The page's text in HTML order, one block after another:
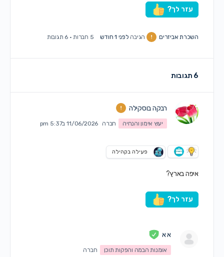
עזר לך?
השכרת אביזרים הגיבה לפני 1 חודש 5 חברות · 6 תגובות
6 תגובות
רבקה בוסקילה
יעוץ אימון והנחיה חברה 11/06/2026 ב5:37 pm
פעילה בקהילה
איפה בארץ?
עזר לך?
א א
אומנות הבמה והפקות תוכן
חברה